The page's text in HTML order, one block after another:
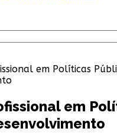
em Políticas
em